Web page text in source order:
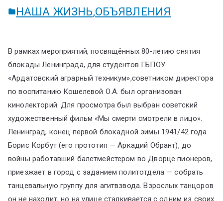
НАША ЖИЗНЬ,ОБЪЯВЛЕНИЯ
В рамках мероприятий, посвящённых 80-летию снятия
блокады Ленинграда, для студентов ГБПОУ
«Ардатовский аграрный техникум»,советником директора
по воспитанию Кошелевой О.А. был организован
кинолекторий. Для просмотра был выбран советский
художественный фильм «Мы смерти смотрели в лицо».
Ленинград, конец первой блокадной зимы 1941/42 года.
Борис Корбут (его прототип — Аркадий Обрант), до
войны работавший балетмейстером во Дворце пионеров,
приезжает в город с заданием политотдела — собрать
танцевальную группу для агитвзвода. Взрослых танцоров
он не находит, но на улице сталкивается с одним из своих